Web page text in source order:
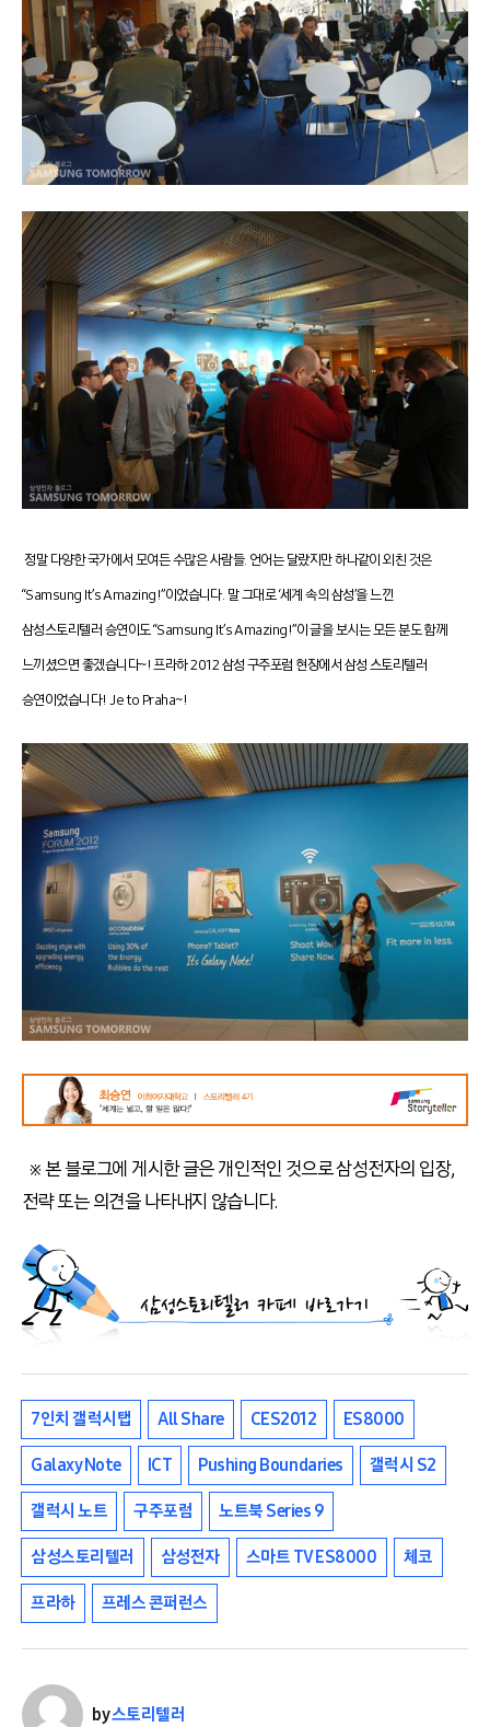
정말 다양한 국가에서 모여든 수많은 사람들. 언어는 달랐지만 하나같이 외친 것은
“Samsung It’s Amazing!”이었습니다. 말 그대로 ‘세계 속의 삼성’을 느낀
삼성스토리텔러 승연이도 “Samsung It’s Amazing!”이 글을 보시는 모든 분도 함께
느끼셨으면 좋겠습니다~! 프라하 2012 삼성 구주포럼 현장에서 삼성 스토리텔러
승연이었습니다! Je to Praha~!
※ 본 블로그에 게시한 글은 개인적인 것으로 삼성전자의 입장,
전략 또는 의견을 나타내지 않습니다.
7인치 갤럭시탭 All Share CES2012 ES8000
Galaxy Note ICT Pushing Boundaries 갤럭시 S2
갤럭시 노트 구주포럼 노트북 Series 9
삼성스토리텔러 삼성전자 스마트 TV ES8000 체코
프라하 프레스 콘퍼런스
by스토리텔러